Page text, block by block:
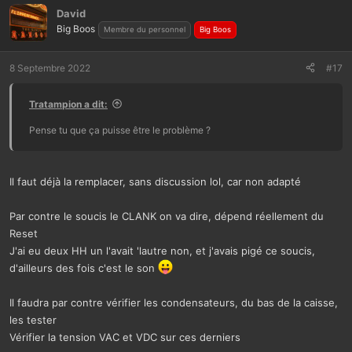
David
Big Boos Membre du personnel Big Boos
8 Septembre 2022 #17
Tratampion a dit:
Pense tu que ça puisse être le problème ?
Il faut déjà la remplacer, sans discussion lol, car non adapté
Par contre le soucis le CLANK on va dire, dépend réellement du
Reset
J'ai eu deux HH un l'avait 'lautre non, et j'avais pigé ce soucis,
d'ailleurs des fois c'est le son
Il faudra par contre vérifier les condensateurs, du bas de la caisse,
les tester
Vérifier la tension VAC et VDC sur ces derniers